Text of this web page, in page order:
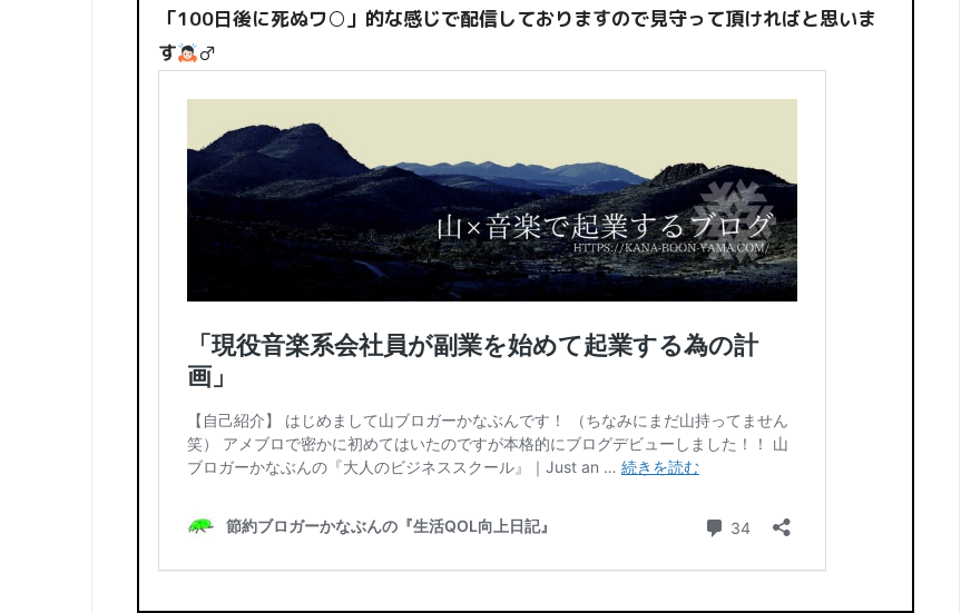
「100日後に死ぬワ○」的な感じで配信しておりますので見守って頂ければと思いま
す
‍♂